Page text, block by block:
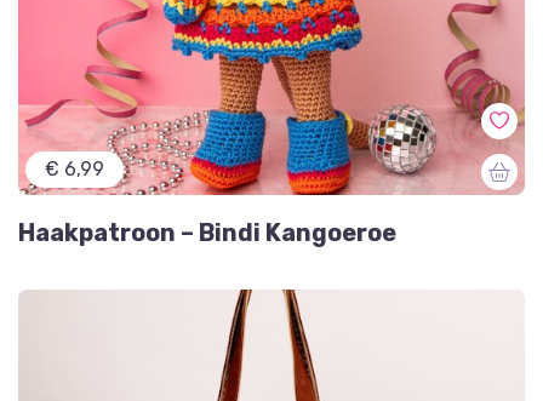
€ 6,99
Haakpatroon – Bindi Kangoeroe